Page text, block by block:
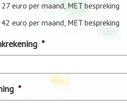
euro per maand, MET bespreking
euro per maand, MET bespreking
*
*